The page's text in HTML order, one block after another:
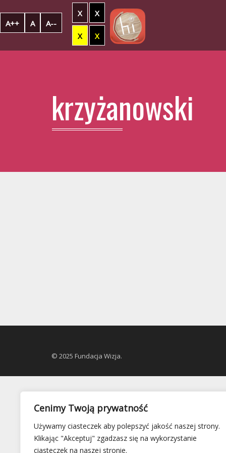
Cenimy Twoją prywatność
Używamy ciasteczek aby polepszyć jakość naszej strony.
Klikając "Akceptuj" zgadzasz się na wykorzystanie
ciasteczek na naszej stronie.
A++ A A--
X X
X X
krzyżanowski
© 2025 Fundacja Wizja.